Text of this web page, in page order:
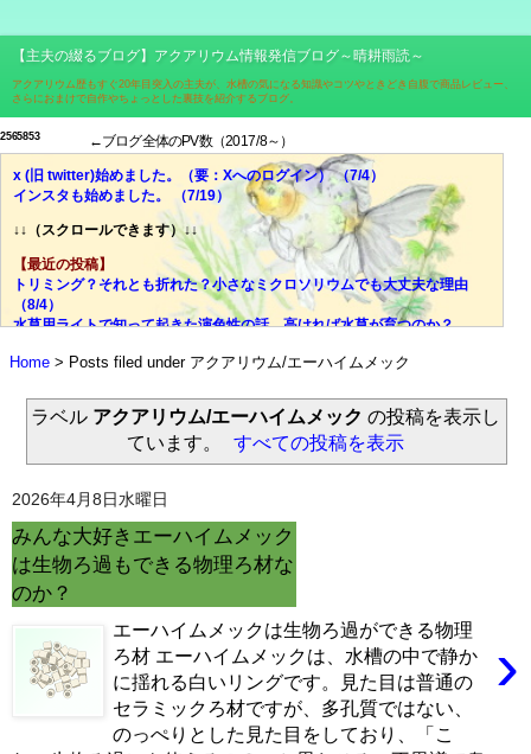
【主夫の綴るブログ】アクアリウム情報発信ブログ～晴耕雨読～
アクアリウム歴もすぐ20年目突入の主夫が、水槽の気になる知識やコツやときどき自腹で商品レビュー、
さらにおまけで自作やちょっとした裏技を紹介するブログ。
2565853 ←ブログ全体のPV数（2017/8～）
x (旧 twitter)始めました。（要：Xへのログイン） （7/4）
インスタも始めました。 （7/19）
↓↓（スクロールできます）↓↓
【最近の投稿】
トリミング？それとも折れた？小さなミクロソリウムでも大丈夫な理由
（8/4）
水草用ライトで知って起きた演色性の話。高ければ水草が育つのか？
価格、光量、スペクトル、ブランド……それでも迷ったら色温度！
光量？スペクトル？迷宮入りしがちな水草用ライトの選び、脱出の糸口
（7/14）
失敗談：安価な室内用LED電球で水草は育ちにくい。その理由とは？
（7/7）
やった水槽立ち上がった！でもすぐにウールマットの掃除はしないで！
（6/23）
電磁弁が先か？スピードコントローラーが先か？CO2漏れ意外な原因
（6/16）
マツモが育てるには？ライト、CO2、肥料、トリミングどうする？
（6/9）
マツモをシェルターにする理由。仕方なくホームセンターまで行った訳
（6/2）
どうしてアカヒレは、安価で地味なのに人を魅了してやまないのか？
（5/26）
水槽立ち上げ！悩むパイロットフィッシュ選びはコイ科のアカヒレで
復帰・復活→放置した水槽・外部フィルターは水が漏れないか確認を！
Home Posts filed under アクアリウム/エーハイムメック
ラベル アクアリウム/エーハイムメック の投稿を表示し
ています。
すべての投稿を表示
2026年4月8日水曜日
みんな大好きエーハイムメック
は生物ろ過もできる物理ろ材な
のか？
›
エーハイムメックは生物ろ過ができる物理
ろ材 エーハイムメックは、水槽の中で静か
に揺れる白いリングです。見た目は普通の
セラミックろ材ですが、多孔質ではない、
のっぺりとした見た目をしており、「こ